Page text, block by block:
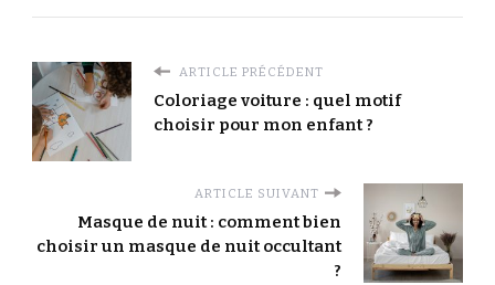
ARTICLE PRÉCÉDENT
Coloriage voiture : quel motif
choisir pour mon enfant ?
ARTICLE SUIVANT
Masque de nuit : comment bien
choisir un masque de nuit occultant
?